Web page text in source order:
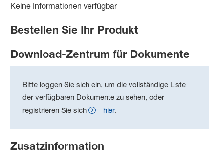
Keine Informationen verfügbar
Bestellen Sie Ihr Produkt
Download-Zentrum für Dokumente
Bitte loggen Sie sich ein, um die vollständige Liste
der verfügbaren Dokumente zu sehen, oder
registrieren Sie sich
hier.
Zusatzinformation